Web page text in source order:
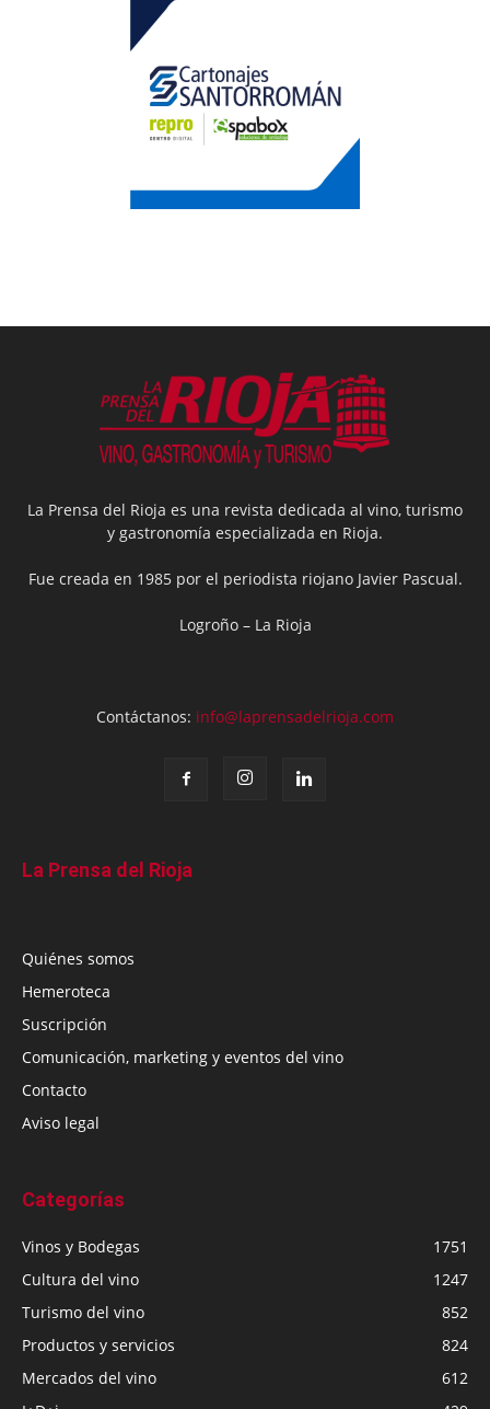
La Prensa del Rioja es una revista dedicada al vino, turismo
y gastronomía especializada en Rioja.
Fue creada en 1985 por el periodista riojano Javier Pascual.
Logroño – La Rioja
Contáctanos: info@laprensadelrioja.com
La Prensa del Rioja
Quiénes somos
Hemeroteca
Suscripción
Comunicación, marketing y eventos del vino
Contacto
Aviso legal
Categorías
Vinos y Bodegas
1751
Cultura del vino
1247
Turismo del vino
852
Productos y servicios
824
Mercados del vino
612